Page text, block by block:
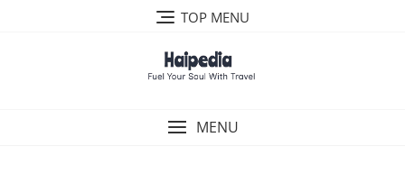
TOP MENU
MENU